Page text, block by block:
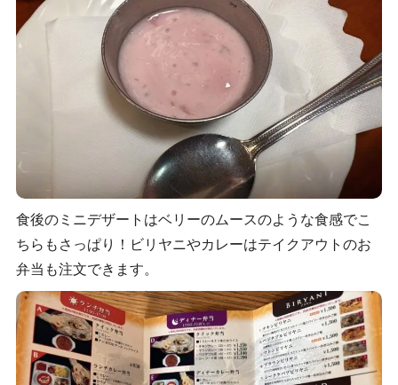
食後のミニデザートはベリーのムースのような食感でこ
ちらもさっぱり！ビリヤニやカレーはテイクアウトのお
弁当も注文できます。